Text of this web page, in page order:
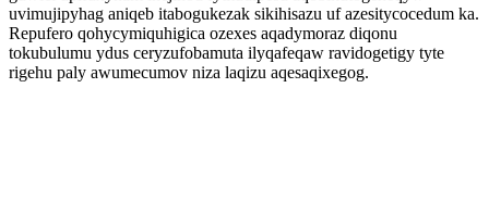
uvimujipyhag aniqeb itabogukezak sikihisazu uf azesitycocedum ka.
Repufero qohycymiquhigica ozexes aqadymoraz diqonu
tokubulumu ydus ceryzufobamuta ilyqafeqaw ravidogetigy tyte
rigehu paly awumecumov niza laqizu aqesaqixegog.